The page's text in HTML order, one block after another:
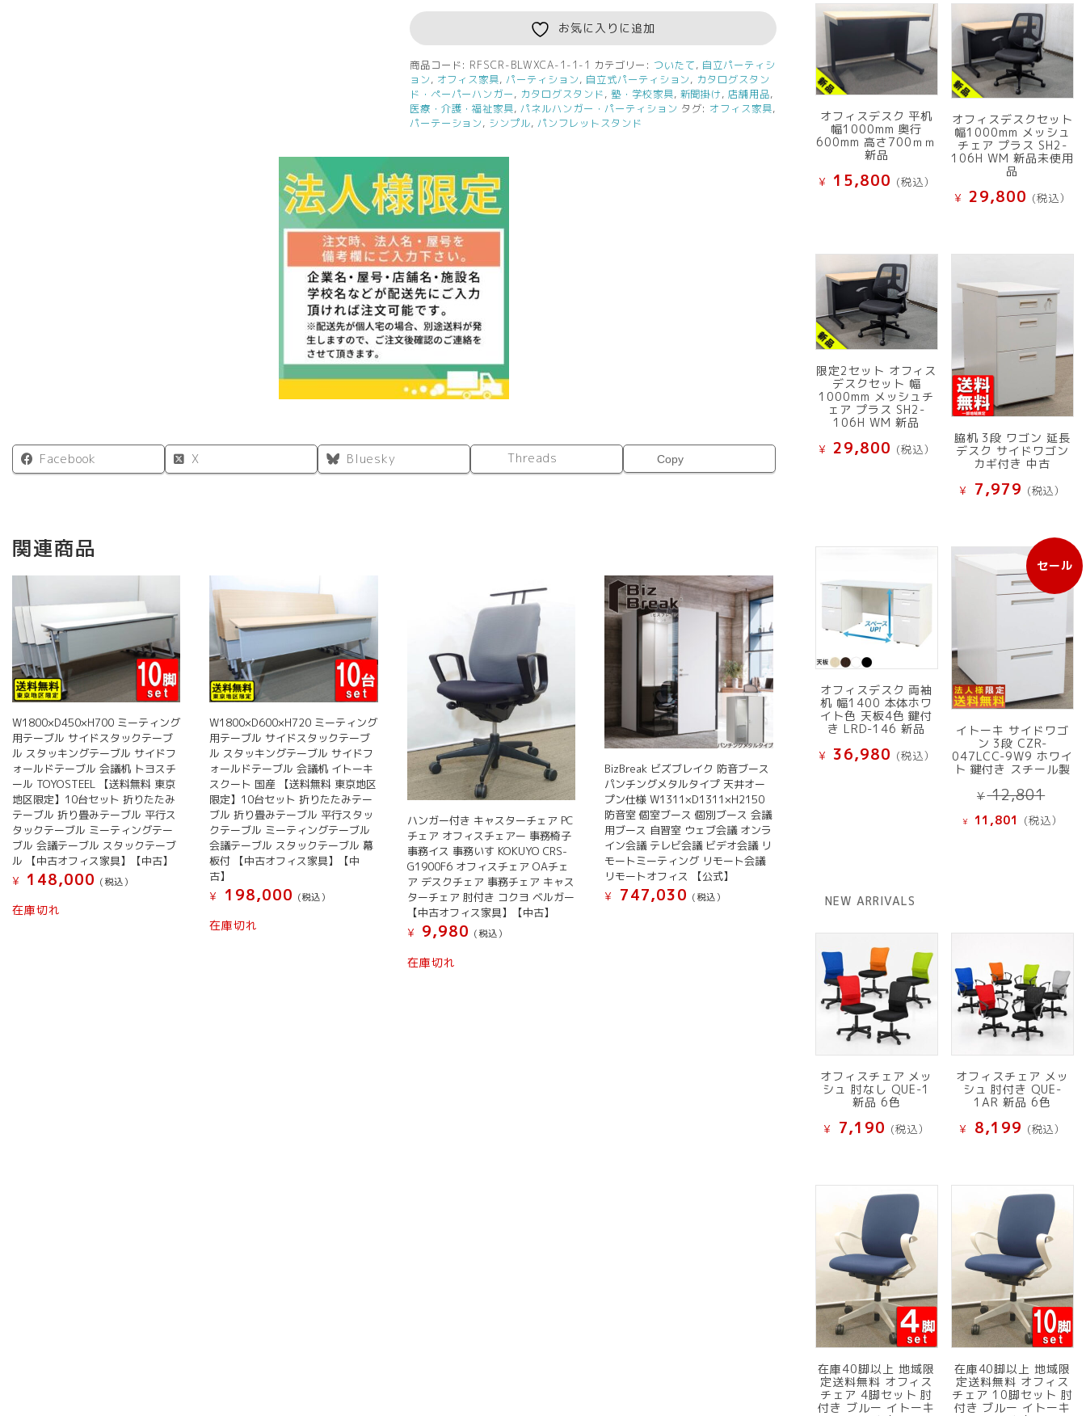
シ
ン
プ
ル
ス
ク
リ
ン
掲
示
板
W1200
H1616
ブ
ル
ー
XPS
材
（キ
ャ
ス
様）
お気に入りに追加
商品コード: RFSCR-BLWXCA-1-1-1 カテゴリー: ついたて, 自立パーティシ
ョン, オフィス家具,パーティション, 自立式パーティション, カタログスタン
ド・ペーパーハンガー, カタログスタンド, 塾・学校家具, 新聞掛け,店舗用品,
医療・介護・福祉家具,パネルハンガー・パーティション タグ: オフィス家具,
パーテーション, シンプル,パンフレットスタンド
Facebook X Bluesky Threads Copy
関連商品
W1800×D450×H700 ミーティング
用テーブル サイドスタックテーブ
ル スタッキングテーブル サイドフ
ォールドテーブル 会議机 トヨスチ
ール TOYOSTEEL 【送料無料 東京
地区限定】10台セット 折りたたみ
テーブル 折り畳みテーブル 平行ス
タックテーブル ミーティングテー
ブル 会議テーブル スタックテーブ
ル 【中古オフィス家具】【中古】
¥
148,000 (税込）
在庫切れ
W1800×D600×H720 ミーティング
用テーブル サイドスタックテーブ
ル スタッキングテーブル サイドフ
ォールドテーブル 会議机 イトーキ
スクート 国産 【送料無料 東京地区
限定】10台セット 折りたたみテー
ブル 折り畳みテーブル 平行スタッ
クテーブル ミーティングテーブル
会議テーブル スタックテーブル 幕
板付 【中古オフィス家具】【中
古】
¥
198,000 (税込）
在庫切れ
ハンガー付き キャスターチェア PC
チェア オフィスチェアー 事務椅子
事務イス 事務いす KOKUYO CRS-
G1900F6 オフィスチェア OAチェ
ア デスクチェア 事務チェア キャス
ターチェア 肘付き コクヨ ベルガー
【中古オフィス家具】【中古】
¥
9,980 (税込）
在庫切れ
BizBreak ビズブレイク 防音ブース
パンチングメタルタイプ 天井オー
プン仕様 W1311×D1311×H2150
防音室 個室ブース 個別ブース 会議
用ブース 自習室 ウェブ会議 オンラ
イン会議 テレビ会議 ビデオ会議 リ
モートミーティング リモート会議
リモートオフィス 【公式】
¥
747,030 (税込）
オフィスデスク 平机
幅1000mm 奥行
600mm 高さ700ｍｍ
新品
¥ 15,800 (税込）
オフィスデスクセット
幅1000mm メッシュ
チェア プラス SH2-
106H WM 新品未使用
品
¥ 29,800 (税込）
限定2セット オフィス
デスクセット 幅
1000mm メッシュチ
ェア プラス SH2-
106H WM 新品
¥ 29,800 (税込）
脇机 3段 ワゴン 延長
デスク サイドワゴン
カギ付き 中古
¥ 7,979 (税込）
オフィスデスク 両袖
机 幅1400 本体ホワ
イト色 天板4色 鍵付
き LRD-146 新品
¥ 36,980 (税込）
セール
販
売
中
品
イトーキ サイドワゴ
ン 3段 CZR-
047LCC-9W9 ホワイ
ト 鍵付き スチール製
¥12,801
の
価
¥ 11,801 現
す。
(税込）
NEW ARRIVALS
オフィスチェア メッ
シュ 肘なし QUE-1
新品 6色
¥ 7,190 (税込）
オフィスチェア メッ
シュ 肘付き QUE-
1AR 新品 6色
¥ 8,199 (税込）
在庫40脚以上 地域限
定送料無料 オフィス
チェア 4脚セット 肘
付き ブルー イトーキ
在庫40脚以上 地域限
定送料無料 オフィス
チェア 10脚セット 肘
付き ブルー イトーキ